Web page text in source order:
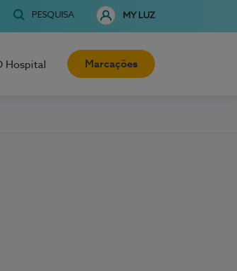
PESQUISA MY LUZ
Hospital Marcações